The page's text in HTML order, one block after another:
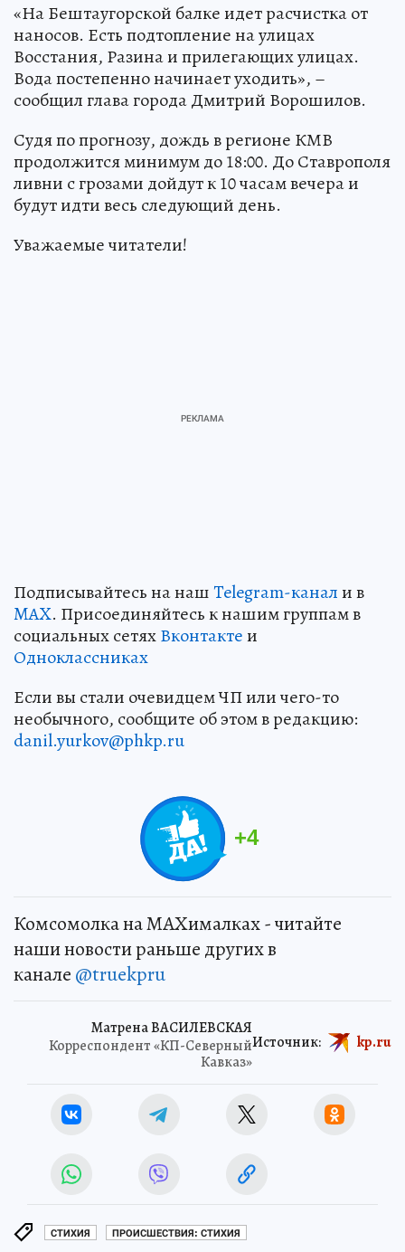
«На Бештаугорской балке идет расчистка от
наносов. Есть подтопление на улицах
Восстания, Разина и прилегающих улицах.
Вода постепенно начинает уходить», –
сообщил глава города Дмитрий Ворошилов.
Судя по прогнозу, дождь в регионе КМВ
продолжится минимум до 18:00. До Ставрополя
ливни с грозами дойдут к 10 часам вечера и
будут идти весь следующий день.
Уважаемые читатели!
Подписывайтесь на нашTelegram-канали в
MAX. Присоединяйтесь к нашим группам в
социальных сетяхВконтактеи
Одноклассниках
Если вы стали очевидцем ЧП или чего-то
необычного, сообщите об этом в редакцию:
danil.yurkov@phkp.ru
+4
Комсомолка на MAXималках - читайте
наши новости раньше других в
канале @truekpru
Матрена ВАСИЛЕВСКАЯ
Корреспондент «КП-Северный
Кавказ»
Источник: kp.ru
СТИХИЯ ПРОИСШЕСТВИЯ: СТИХИЯ